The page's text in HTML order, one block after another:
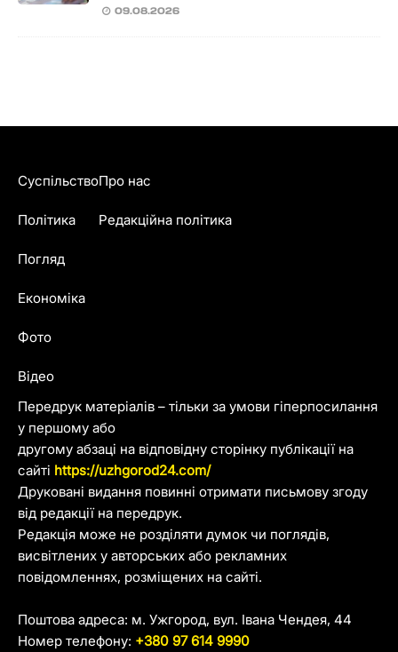
09.08.2026
Передрук матеріалів – тільки за умови гіперпосилання
у першому або
другому абзаці на відповідну сторінку публікації на
сайті https://uzhgorod24.com/
Друковані видання повинні отримати письмову згоду
від редакції на передрук.
Редакція може не розділяти думок чи поглядів,
висвітлених у авторських або рекламних
повідомленнях, розміщених на сайті.
Поштова адреса: м. Ужгород, вул. Івана Чендея, 44
Номер телефону: +380 97 614 9990
Суспільство
Політика
Погляд
Економіка
Фото
Відео
Про нас
Редакційна політика